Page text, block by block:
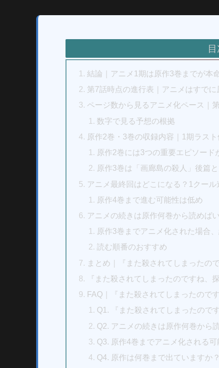
結論｜アニメ1期は原作3巻までが本
第7話時点の進行表｜アニメはすで
ページ数から見るアニメ化ペース｜
数字で見る予想の根拠
原作2巻・3巻の収録内容｜1期ラス
原作2巻には3つの重要エピソード
原作3巻は「画廊島の殺人」後篇
アニメ最終回はどこになる？1クール
原作4巻まで進む可能性は低め
アニメの続きは原作何巻から読めば
原作3巻までアニメ化された場合
読む順番のおすすめ
まとめ｜『また殺されてしまったの
『また殺されてしまったのですね、
FAQ｜『また殺されてしまったので
Q1. 『また殺されてしまったので
Q2. アニメの続きは原作何巻から
Q3. 原作4巻までアニメ化される
Q4. 原作は何巻まで出ていますか